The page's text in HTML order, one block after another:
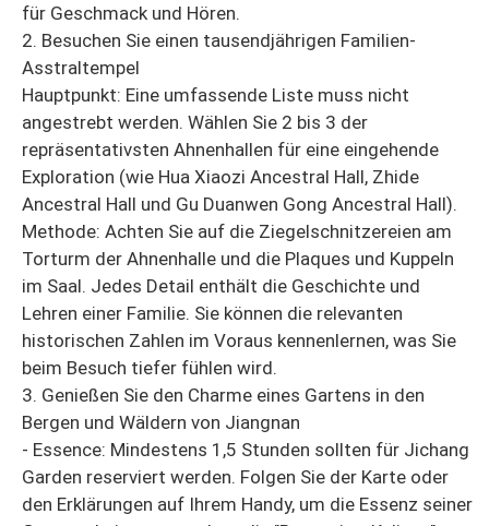
für Geschmack und Hören.
2. Besuchen Sie einen tausendjährigen Familien-
Asstraltempel
Hauptpunkt: Eine umfassende Liste muss nicht
angestrebt werden. Wählen Sie 2 bis 3 der
repräsentativsten Ahnenhallen für eine eingehende
Exploration (wie Hua Xiaozi Ancestral Hall, Zhide
Ancestral Hall und Gu Duanwen Gong Ancestral Hall).
Methode: Achten Sie auf die Ziegelschnitzereien am
Torturm der Ahnenhalle und die Plaques und Kuppeln
im Saal. Jedes Detail enthält die Geschichte und
Lehren einer Familie. Sie können die relevanten
historischen Zahlen im Voraus kennenlernen, was Sie
beim Besuch tiefer fühlen wird.
3. Genießen Sie den Charme eines Gartens in den
Bergen und Wäldern von Jiangnan
- Essence: Mindestens 1,5 Stunden sollten für Jichang
Garden reserviert werden. Folgen Sie der Karte oder
den Erklärungen auf Ihrem Handy, um die Essenz seiner